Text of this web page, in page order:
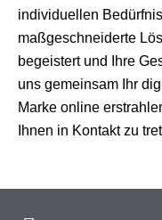
individuellen
maßgeschneiderte
begeistert und Ihre
uns gemeinsam Ihr
Marke online
Ihnen in Kontakt zu